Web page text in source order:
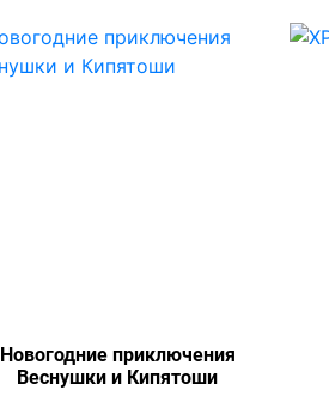
Новогодние приключения
Веснушки и Кипятоши